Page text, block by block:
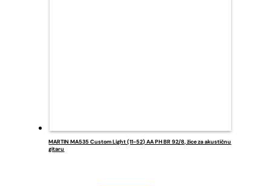
MARTIN MA535 Custom Light (11-52) AA PH BR 92/8, žice za akustičnu
gitaru